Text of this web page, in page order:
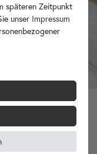
späteren Zeitpunkt
unser Impressum